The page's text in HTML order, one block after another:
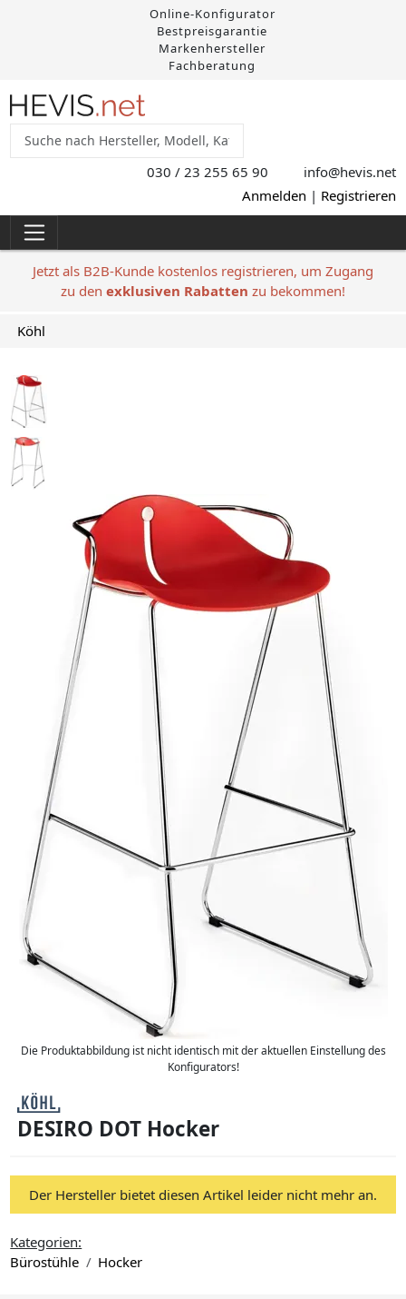
Online-Konfigurator
Bestpreisgarantie
Markenhersteller
Fachberatung
030 / 23 255 65 90 info@hevis.net
Anmelden | Registrieren
Jetzt als B2B-Kunde kostenlos registrieren, um Zugang
zu den exklusiven Rabatten zu bekommen!
Köhl
Die Produktabbildung ist nicht identisch mit der aktuellen Einstellung des
Konfigurators!
DESIRO DOT Hocker
Der Hersteller bietet diesen Artikel leider nicht mehr an.
Kategorien:
Bürostühle
Hocker